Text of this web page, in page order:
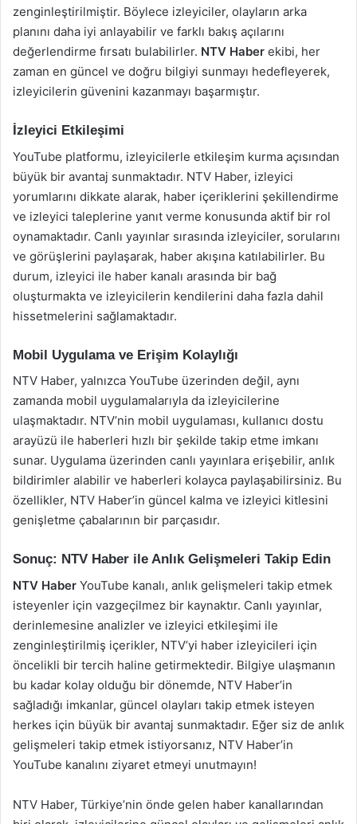
zenginleştirilmiştir. Böylece izleyiciler, olayların arka
planını daha iyi anlayabilir ve farklı bakış açılarını
değerlendirme fırsatı bulabilirler. NTV Haber ekibi, her
zaman en güncel ve doğru bilgiyi sunmayı hedefleyerek,
izleyicilerin güvenini kazanmayı başarmıştır.
İzleyici Etkileşimi
YouTube platformu, izleyicilerle etkileşim kurma açısından
büyük bir avantaj sunmaktadır. NTV Haber, izleyici
yorumlarını dikkate alarak, haber içeriklerini şekillendirme
ve izleyici taleplerine yanıt verme konusunda aktif bir rol
oynamaktadır. Canlı yayınlar sırasında izleyiciler, sorularını
ve görüşlerini paylaşarak, haber akışına katılabilirler. Bu
durum, izleyici ile haber kanalı arasında bir bağ
oluşturmakta ve izleyicilerin kendilerini daha fazla dahil
hissetmelerini sağlamaktadır.
Mobil Uygulama ve Erişim Kolaylığı
NTV Haber, yalnızca YouTube üzerinden değil, aynı
zamanda mobil uygulamalarıyla da izleyicilerine
ulaşmaktadır. NTV’nin mobil uygulaması, kullanıcı dostu
arayüzü ile haberleri hızlı bir şekilde takip etme imkanı
sunar. Uygulama üzerinden canlı yayınlara erişebilir, anlık
bildirimler alabilir ve haberleri kolayca paylaşabilirsiniz. Bu
özellikler, NTV Haber’in güncel kalma ve izleyici kitlesini
genişletme çabalarının bir parçasıdır.
Sonuç: NTV Haber ile Anlık Gelişmeleri Takip Edin
NTV Haber YouTube kanalı, anlık gelişmeleri takip etmek
isteyenler için vazgeçilmez bir kaynaktır. Canlı yayınlar,
derinlemesine analizler ve izleyici etkileşimi ile
zenginleştirilmiş içerikler, NTV’yi haber izleyicileri için
öncelikli bir tercih haline getirmektedir. Bilgiye ulaşmanın
bu kadar kolay olduğu bir dönemde, NTV Haber’in
sağladığı imkanlar, güncel olayları takip etmek isteyen
herkes için büyük bir avantaj sunmaktadır. Eğer siz de anlık
gelişmeleri takip etmek istiyorsanız, NTV Haber’in
YouTube kanalını ziyaret etmeyi unutmayın!
NTV Haber, Türkiye’nin önde gelen haber kanallarından